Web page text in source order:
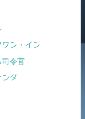
ン・イン
令官
ンダ